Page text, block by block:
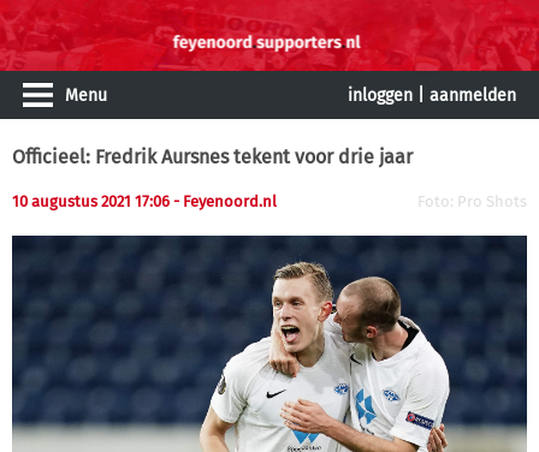
Menu inloggen aanmelden
Officieel: Fredrik Aursnes tekent voor drie jaar
10 augustus 2021 17:06 - Feyenoord.nl Foto: Pro Shots